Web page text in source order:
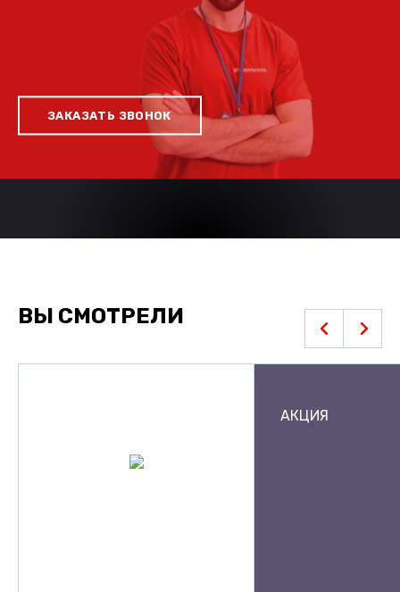
ЗАКАЗАТЬ ЗВОНОК
ВЫ СМОТРЕЛИ
АКЦИЯ